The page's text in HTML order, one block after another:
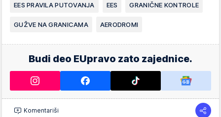
EES PRAVILA PUTOVANJA EES GRANIČNE KONTROLE
GUŽVE NA GRANICAMA AERODROMI
Budi deo EUpravo zato zajednice.
Komentariši